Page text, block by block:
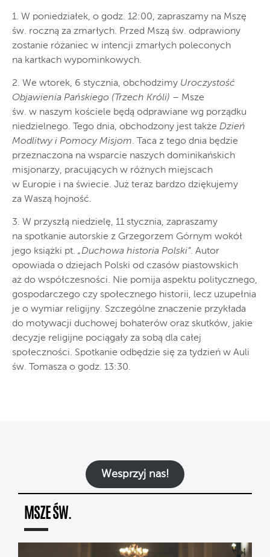
1. W poniedziałek, o godz. 12:00, zapraszamy na Mszę
św. roczną za zmarłych. Przed Mszą św. odprawiony
zostanie różaniec w intencji zmarłych poleconych
na kartkach wypominkowych.
2. We wtorek, 6 stycznia, obchodzimy Uroczystość
Objawienia Pańskiego (Trzech Króli) – Msze
św. w naszym kościele będą odprawiane wg porządku
niedzielnego. Tego dnia, obchodzony jest także Dzień
Modlitwy i Pomocy Misjom. Taca z tego dnia będzie
przeznaczona na wsparcie naszych dominikańskich
misjonarzy, pracujących w różnych miejscach
w Europie i na świecie. Już teraz bardzo dziękujemy
za Waszą hojność.
3. W przyszłą niedzielę, 11 stycznia, zapraszamy
na spotkanie autorskie z Grzegorzem Górnym wokół
jego książki pt. „Duchowa historia Polski”. Autor
opowiada o dziejach Polski od czasów piastowskich
aż do współczesności. Nie pomija aspektu politycznego,
gospodarczego czy społecznego historii, lecz uzupełnia
je o wymiar religijny. Szczególne znaczenie przykłada
do motywacji duchowej bohaterów oraz skutków, jakie
decyzje religijne pociągały za sobą dla całej
społeczności. Spotkanie odbędzie się za tydzień w Auli
św. Tomasza o godz. 13:30.
Wesprzyj nas!
MSZE ŚW.